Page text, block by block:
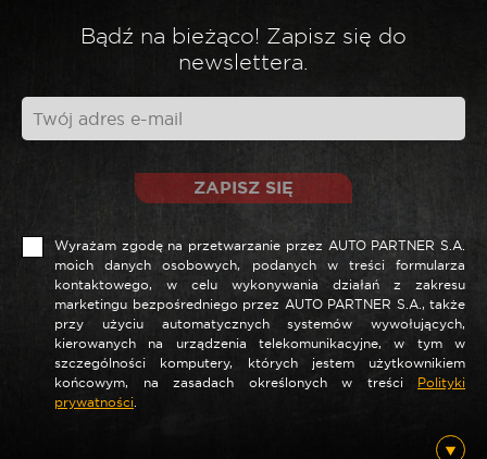
Bądź na bieżąco! Zapisz się do
newslettera.
ZAPISZ SIĘ
Wyrażam zgodę na przetwarzanie przez AUTO PARTNER S.A.
moich danych osobowych, podanych w treści formularza
kontaktowego, w celu wykonywania działań z zakresu
marketingu bezpośredniego przez AUTO PARTNER S.A., także
przy użyciu automatycznych systemów wywołujących,
kierowanych na urządzenia telekomunikacyjne, w tym w
szczególności komputery, których jestem użytkownikiem
końcowym, na zasadach określonych w treści Polityki
prywatności.